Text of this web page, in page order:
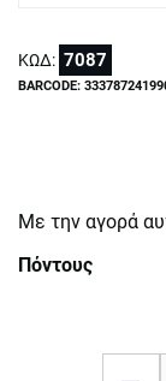
ΚΩΔ: 7087
BARCODE:
Με την αγορά
Πόντους